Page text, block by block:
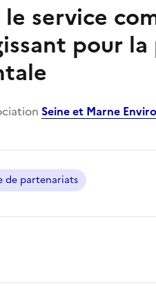
le service
pour
Seine et Marne
de partenariats